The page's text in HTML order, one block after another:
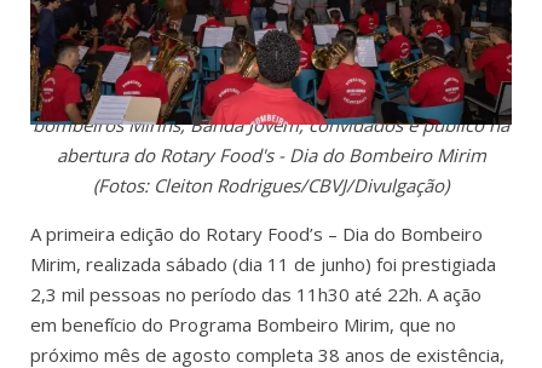
bombeiros Mirins, Banda Jovem, convidados e público na
abertura do Rotary Food's - Dia do Bombeiro Mirim
(Fotos: Cleiton Rodrigues/CBVJ/Divulgação)
A primeira edição do Rotary Food’s – Dia do Bombeiro
Mirim, realizada sábado (dia 11 de junho) foi prestigiada
2,3 mil pessoas no período das 11h30 até 22h. A ação
em benefício do Programa Bombeiro Mirim, que no
próximo mês de agosto completa 38 anos de existência,